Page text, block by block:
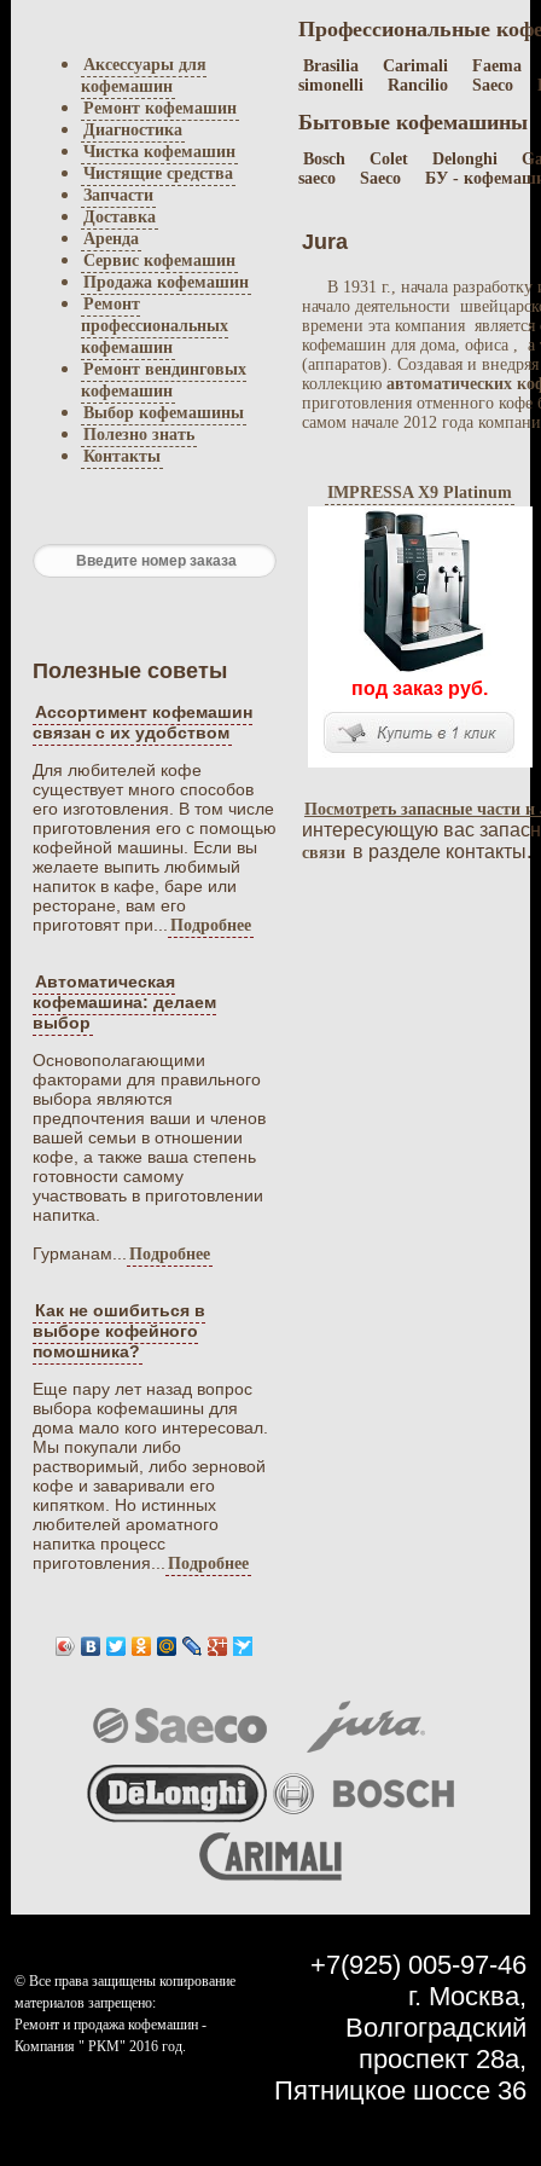
Аксессуары для
кофемашин
Ремонт кофемашин
Диагностика
Чистка кофемашин
Чистящие средства
Запчасти
Доставка
Аренда
Сервис кофемашин
Продажа кофемашин
Ремонт
профессиональных
кофемашин
Ремонт вендинговых
кофемашин
Выбор кофемашины
Полезно знать
Контакты
Полезные советы
Ассортимент кофемашин
связан с их удобством
Для любителей кофе
существует много способов
его изготовления. В том числе
приготовления его с помощью
кофейной машины. Если вы
желаете выпить любимый
напиток в кафе, баре или
ресторане, вам его
приготовят при...
Подробнее
Автоматическая
кофемашина: делаем
выбор
Основополагающими
факторами для правильного
выбора являются
предпочтения ваши и членов
вашей семьи в отношении
кофе, а также ваша степень
готовности самому
участвовать в приготовлении
напитка.
Гурманам...
Подробнее
Как не ошибиться в
выборе кофейного
помошника?
Еще пару лет назад вопрос
выбора кофемашины для
дома мало кого интересовал.
Мы покупали либо
растворимый, либо зерновой
кофе и заваривали его
кипятком. Но истинных
любителей ароматного
напитка процесс
приготовления...
Подробнее
Профессиональные
Brasilia Carimali
Faema
simonelli
Rancilio Saeco
Бытовые кофемашины
Bosch Colet Delonghi
saeco
Saeco БУ -
Jura
В 1931 г., начала
начало деятельности
времени эта компания
кофемашин для дома, офиса , а
(аппаратов). Создавая и
коллекцию автоматических
приготовления отменного
самом начале 2012 года
IMPRESSA X9 Platinum
под заказ руб.
Посмотреть запасные части
интересующую вас
связи в разделе контакты.
© Все права защищены копирование
материалов запрещено:
Ремонт и продажа кофемашин -
Компания " РКМ" 2016 год.
+7(925) 005-97-46
г. Москва,
Волгоградский
проспект 28а,
Пятницкое шоссе 36